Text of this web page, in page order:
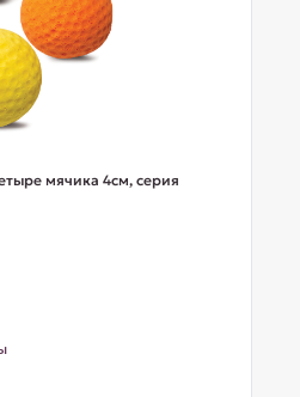
мячика 4см, серия